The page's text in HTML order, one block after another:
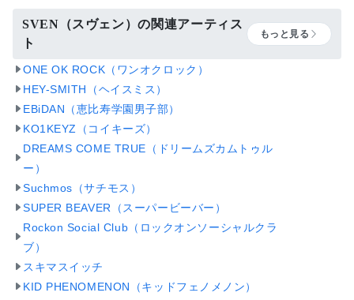
SVEN（スヴェン）の関連アーティス
ト
もっと見る
ONE OK ROCK（ワンオクロック）
HEY-SMITH（ヘイスミス）
EBiDAN（恵比寿学園男子部）
KO1KEYZ（コイキーズ）
DREAMS COME TRUE（ドリームズカムトゥル
ー）
Suchmos（サチモス）
SUPER BEAVER（スーパービーバー）
Rockon Social Club（ロックオンソーシャルクラ
ブ）
スキマスイッチ
KID PHENOMENON（キッドフェノメノン）